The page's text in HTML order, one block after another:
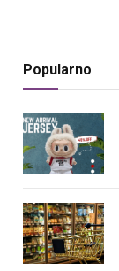
Popularno